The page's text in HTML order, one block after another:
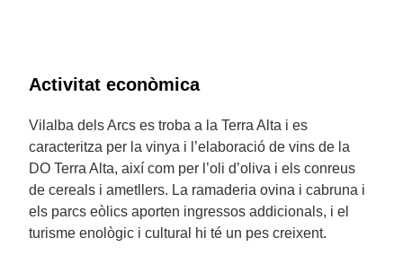
Activitat econòmica
Vilalba dels Arcs es troba a la Terra Alta i es
caracteritza per la vinya i l’elaboració de vins de la
DO Terra Alta, així com per l’oli d’oliva i els conreus
de cereals i ametllers. La ramaderia ovina i cabruna i
els parcs eòlics aporten ingressos addicionals, i el
turisme enològic i cultural hi té un pes creixent.